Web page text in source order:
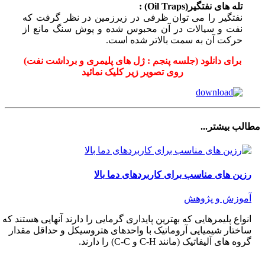
تله های نفتگیر(Oil Traps) :
نفتگیر را می توان ظرفی در زیرزمین در نظر گرفت که
نفت و سیالات در آن محبوس شده و پوش سنگ مانع از
حرکت آن به سمت بالاتر شده است.
برای دانلود (جلسه پنجم : ژل های پلیمری و برداشت نفت)
روی تصویر زیر کلیک نمائید
مطالب بیشتر...
رزین های مناسب برای کاربردهای دما بالا
آموزش و پژوهش
انواع پلیمرهایی که بهترین پایداری گرمایی را دارند آنهایی هستند که
ساختار شیمیایی آروماتیک با واحدهای هتروسیکل و حداقل مقدار
گروه های آلیفاتیک (مانند C-H و C-C) را دارند.